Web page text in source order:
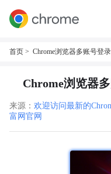
首页 > Chrome浏览器多账号登
Chrome浏览器
来源： 欢迎访问最新的
富网官网